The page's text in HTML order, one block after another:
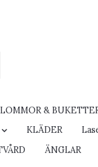
&
KLÄDER
ÄNGLAR